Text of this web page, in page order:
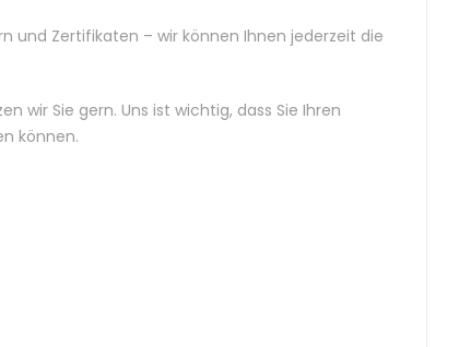
und Zertifikaten – wir können Ihnen jederzeit die
wir Sie gern. Uns ist wichtig, dass Sie Ihren
können.